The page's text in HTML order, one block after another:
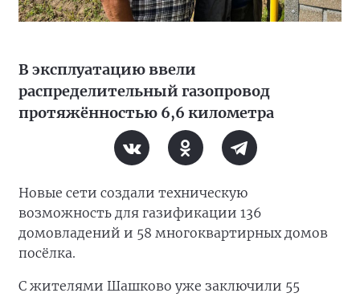
В эксплуатацию ввели
распределительный газопровод
протяжённостью 6,6 километра
Новые сети создали техническую
возможность для газификации 136
домовладений и 58 многоквартирных домов
посёлка.
С жителями Шашково уже заключили 55